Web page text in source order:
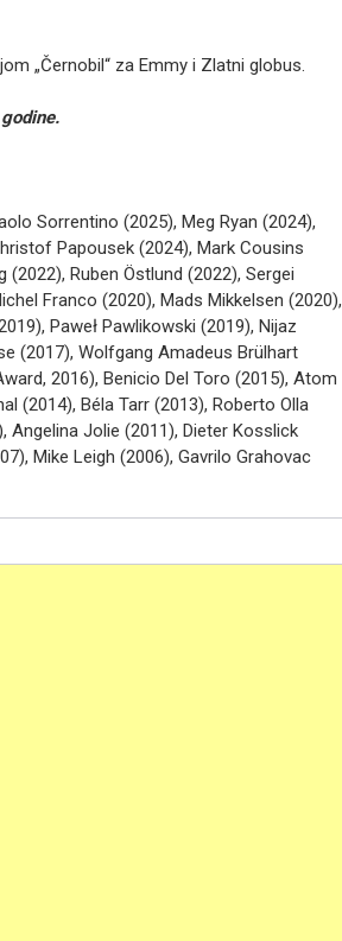
„Černobil“ za Emmy i Zlatni globus.
Sorrentino (2025), Meg Ryan (2024),
Papousek (2024), Mark Cousins
Ruben Östlund (2022), Sergei
Franco (2020), Mads Mikkelsen (2020),
Paweł Pawlikowski (2019), Nijaz
(2017), Wolfgang Amadeus Brülhart
2016), Benicio Del Toro (2015), Atom
(2014), Béla Tarr (2013), Roberto Olla
Angelina Jolie (2011), Dieter Kosslick
Mike Leigh (2006), Gavrilo Grahovac